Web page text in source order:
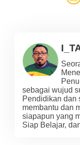
sebagai wujud
Pendidikan dan
membantu dan
siapapun yang
Siap Belajar,